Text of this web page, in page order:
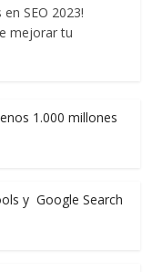
SEO 2023!
mejorar tu
1.000 millones
y Google Search